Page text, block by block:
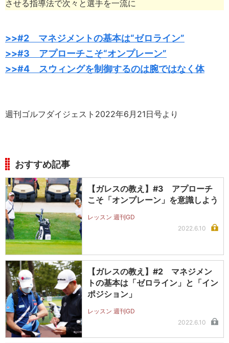
させる指導法で次々と選手を一流に
>>#2 マネジメントの基本は“ゼロライン”
>>#3 アプローチこそ“オンプレーン”
>>#4 スウィングを制御するのは腕ではなく体
週刊ゴルフダイジェスト2022年6月21日号より
おすすめ記事
【ガレスの教え】#3 アプローチ
こそ「オンプレーン」を意識しよう
レッスン 週刊GD
2022.6.10
【ガレスの教え】#2 マネジメン
トの基本は「ゼロライン」と「イン
ポジション」
レッスン 週刊GD
2022.6.10